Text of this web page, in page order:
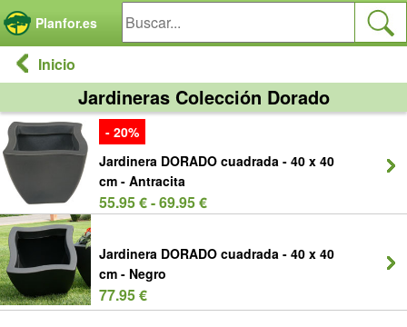
Planfor.es
Inicio
Jardineras Colección Dorado
- 20%
Jardinera DORADO cuadrada - 40 x 40
cm - Antracita
55.95 € - 69.95 €
Jardinera DORADO cuadrada - 40 x 40
cm - Negro
77.95 €
Panel de gestión de cookies